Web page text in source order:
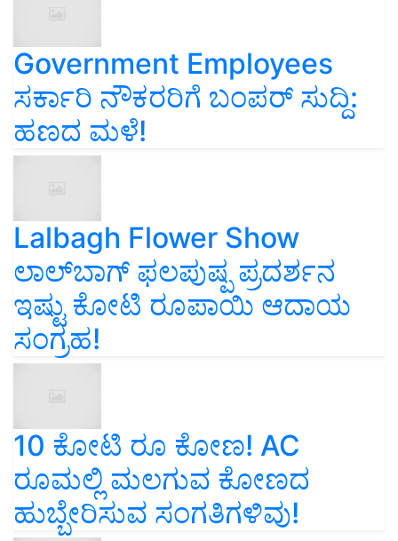
Government Employees
ಸರ್ಕಾರಿ ನೌಕರರಿಗೆ ಬಂಪರ್‌ ಸುದ್ದಿ:
ಹಣದ ಮಳೆ!
Lalbagh Flower Show
ಲಾಲ್‌ಬಾಗ್ ಫಲಪುಷ್ಪ ಪ್ರದರ್ಶನ
ಇಷ್ಟು ಕೋಟಿ ರೂಪಾಯಿ ಆದಾಯ
ಸಂಗ್ರಹ!
10 ಕೋಟಿ ರೂ ಕೋಣ! AC
ರೂಮಲ್ಲಿ ಮಲಗುವ ಕೋಣದ
ಹುಬ್ಬೇರಿಸುವ ಸಂಗತಿಗಳಿವು!